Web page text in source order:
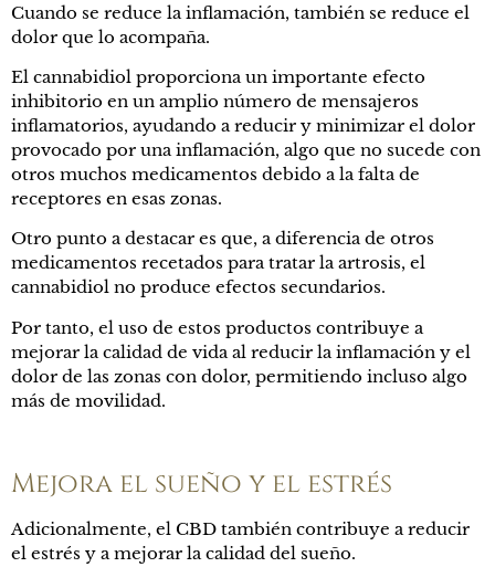
Cuando se reduce la inflamación, también se reduce el
dolor que lo acompaña.
El cannabidiol proporciona un importante efecto
inhibitorio en un amplio número de mensajeros
inflamatorios, ayudando a reducir y minimizar el dolor
provocado por una inflamación, algo que no sucede con
otros muchos medicamentos debido a la falta de
receptores en esas zonas.
Otro punto a destacar es que, a diferencia de otros
medicamentos recetados para tratar la artrosis, el
cannabidiol no produce efectos secundarios.
Por tanto, el uso de estos productos contribuye a
mejorar la calidad de vida al reducir la inflamación y el
dolor de las zonas con dolor, permitiendo incluso algo
más de movilidad.
Mejora el sueño y el estrés
Adicionalmente, el CBD también contribuye a reducir
el estrés y a mejorar la calidad del sueño.